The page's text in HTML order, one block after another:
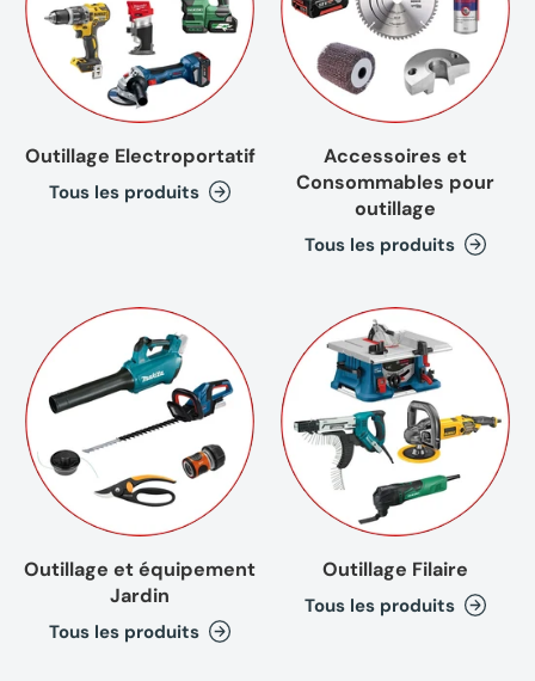
Outillage Electroportatif
Tous les produits
Accessoires et
Consommables pour
outillage
Tous les produits
Outillage et équipement
Jardin
Tous les produits
Outillage Filaire
Tous les produits